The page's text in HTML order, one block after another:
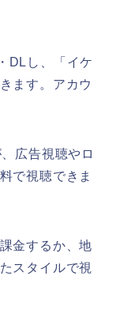
DLし、「イケ
ます。アカウ
広告視聴やロ
で視聴できま
金するか、地
スタイルで視